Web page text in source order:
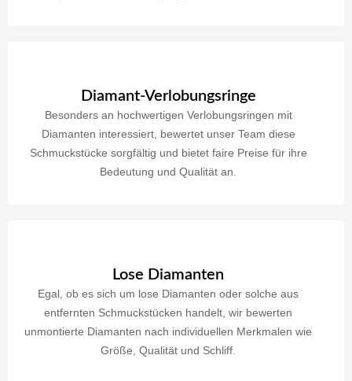
Diamant-Verlobungsringe
Besonders an hochwertigen Verlobungsringen mit
Diamanten interessiert, bewertet unser Team diese
Schmuckstücke sorgfältig und bietet faire Preise für ihre
Bedeutung und Qualität an.
Lose Diamanten
Egal, ob es sich um lose Diamanten oder solche aus
entfernten Schmuckstücken handelt, wir bewerten
unmontierte Diamanten nach individuellen Merkmalen wie
Größe, Qualität und Schliff.